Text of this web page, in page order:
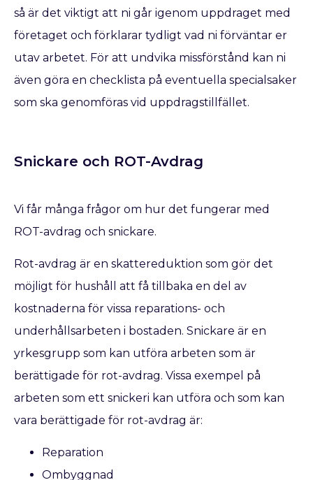
så är det viktigt att ni går igenom uppdraget med
företaget och förklarar tydligt vad ni förväntar er
utav arbetet. För att undvika missförstånd kan ni
även göra en checklista på eventuella specialsaker
som ska genomföras vid uppdragstillfället.
Snickare och ROT-Avdrag
Vi får många frågor om hur det fungerar med
ROT-avdrag och snickare.
Rot-avdrag är en skattereduktion som gör det
möjligt för hushåll att få tillbaka en del av
kostnaderna för vissa reparations- och
underhållsarbeten i bostaden. Snickare är en
yrkesgrupp som kan utföra arbeten som är
berättigade för rot-avdrag. Vissa exempel på
arbeten som ett snickeri kan utföra och som kan
vara berättigade för rot-avdrag är:
Reparation
Ombyggnad